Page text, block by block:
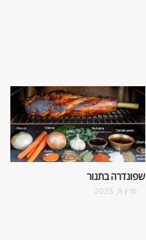
שפונדרה בתנור
מרץ 9, 2025